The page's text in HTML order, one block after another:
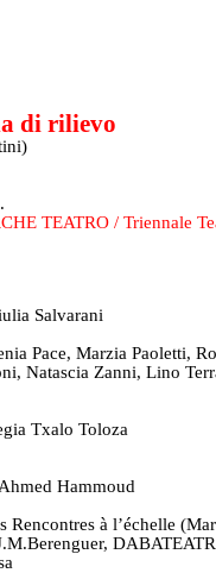
di rilievo
TEATRO / Triennale
Salvarani
Pace, Marzia Paoletti,
Natascia Zanni, Lino
Txalo Toloza
Hammoud
Rencontres à l’échelle